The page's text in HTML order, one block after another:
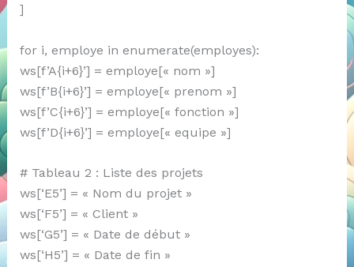
]
for i, employe in enumerate(employes):
ws[f’A{i+6}’] = employe[« nom »]
ws[f’B{i+6}’] = employe[« prenom »]
ws[f’C{i+6}’] = employe[« fonction »]
ws[f’D{i+6}’] = employe[« equipe »]
# Tableau 2 : Liste des projets
ws[‘E5’] = « Nom du projet »
ws[‘F5’] = « Client »
ws[‘G5’] = « Date de début »
ws[‘H5’] = « Date de fin »